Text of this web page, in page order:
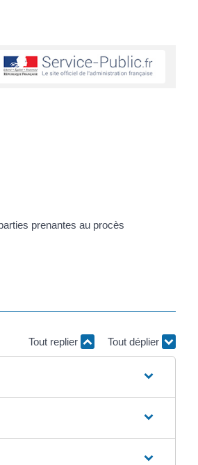
prenantes au procès
Tout replier Tout déplier